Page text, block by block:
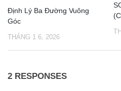
Định Lý Ba Đường Vuông
Góc
THÁNG 1 6, 2026
2 RESPONSES